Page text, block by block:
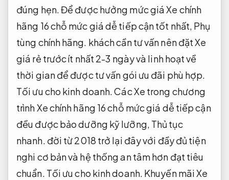
đúng hẹn.Để được hưởng mức giá Xe chính
hãng 16 chỗ mức giá dễ tiếp cận tốt nhất, Phụ
tùng chính hãng. khách cần tư vấn nên đặt Xe
giá rẻ trước ít nhất 2-3 ngày và linh hoạt về
thời gian để được tư vấn gói ưu đãi phù hợp.
Tối ưu cho kinh doanh.Các Xe trong chương
trình Xe chính hãng 16 chỗ mức giá dễ tiếp cận
đều được bảo dưỡng kỹ lưỡng, Thủ tục
nhanh. đời từ 2018 trở lại đây với đầy đủ tiện
nghi cơ bản và hệ thống an tâm hơn đạt tiêu
chuẩn. Tối ưu cho kinh doanh. Khuyến mãi Xe